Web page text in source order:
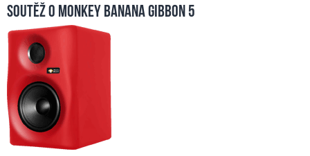
Soutěž o Monkey Banana Gibbon 5